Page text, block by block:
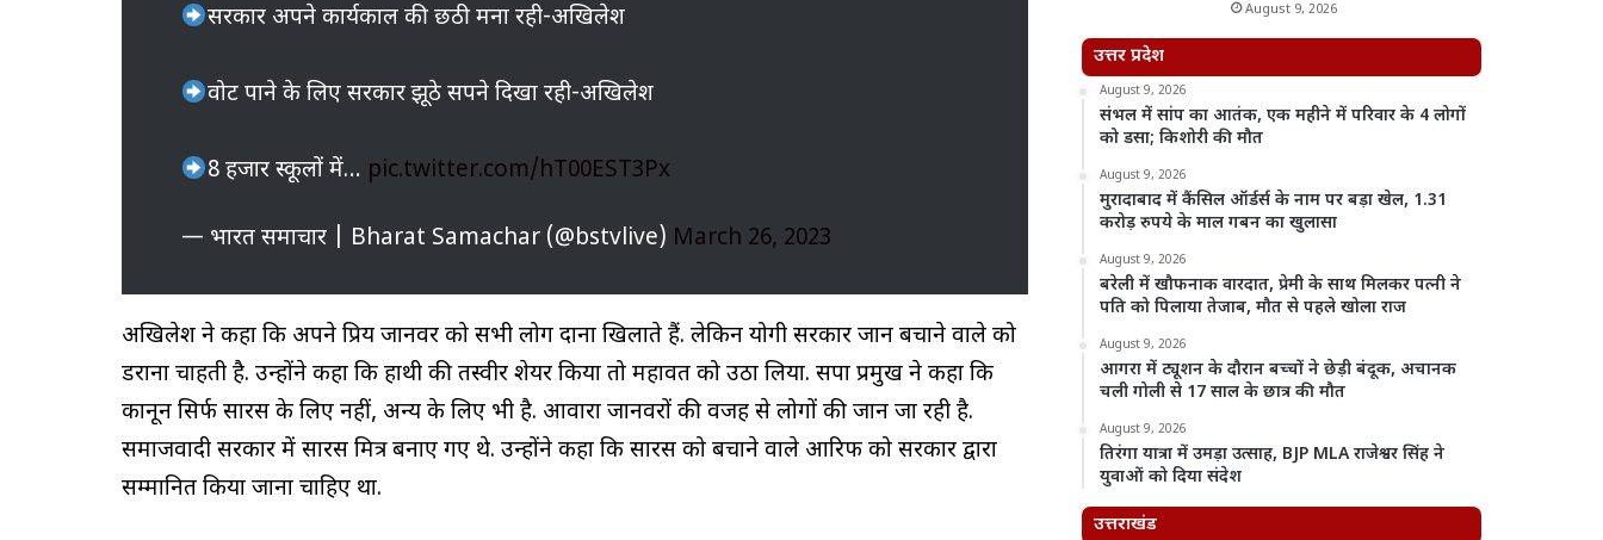
सरकार अपने कार्यकाल की छठी मना रही-अखिलेश
वोट पाने के लिए सरकार झूठे सपने दिखा रही-अखिलेश
8 हजार स्कूलों में… pic.twitter.com/hT00EST3Px
— भारत समाचार | Bharat Samachar (@bstvlive) March 26, 2023
अखिलेश ने कहा कि अपने प्रिय जानवर को सभी लोग दाना खिलाते हैं. लेकिन योगी सरकार जान बचाने वाले को
डराना चाहती है. उन्होंने कहा कि हाथी की तस्वीर शेयर किया तो महावत को उठा लिया. सपा प्रमुख ने कहा कि
कानून सिर्फ सारस के लिए नहीं, अन्य के लिए भी है. आवारा जानवरों की वजह से लोगों की जान जा रही है.
समाजवादी सरकार में सारस मित्र बनाए गए थे. उन्होंने कहा कि सारस को बचाने वाले आरिफ को सरकार द्वारा
सम्मानित किया जाना चाहिए था.
August 9, 2026
उत्तर प्रदेश
August 9, 2026
संभल में सांप का आतंक, एक महीने में परिवार के 4 लोगों
को डसा; किशोरी की मौत
August 9, 2026
मुरादाबाद में कैंसिल ऑर्डर्स के नाम पर बड़ा खेल, 1.31
करोड़ रुपये के माल गबन का खुलासा
August 9, 2026
बरेली में खौफनाक वारदात, प्रेमी के साथ मिलकर पत्नी ने
पति को पिलाया तेजाब, मौत से पहले खोला राज
August 9, 2026
आगरा में ट्यूशन के दौरान बच्चों ने छेड़ी बंदूक, अचानक
चली गोली से 17 साल के छात्र की मौत
August 9, 2026
तिरंगा यात्रा में उमड़ा उत्साह, BJP MLA राजेश्वर सिंह ने
युवाओं को दिया संदेश
उत्तराखंड